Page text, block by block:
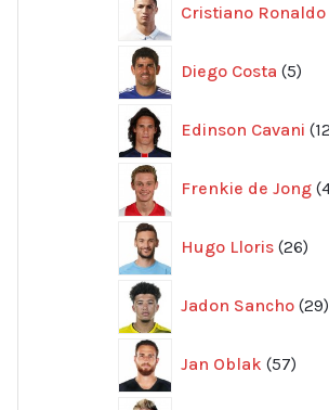
Cristiano Ronaldo
Diego Costa 5
Edinson Cavani 12
Frenkie de Jong
Hugo Lloris 26
Jadon Sancho 29
Jan Oblak 57